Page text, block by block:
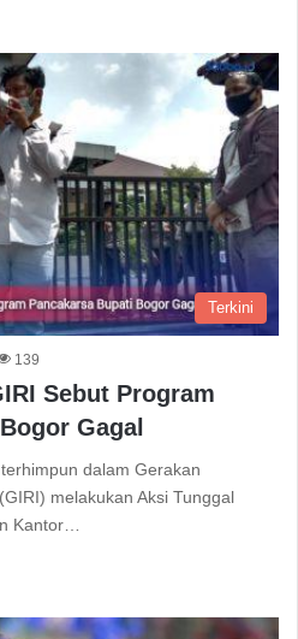
Terkini
139
Sebut Program
Gagal
dalam Gerakan
melakukan Aksi Tunggal
Kantor…